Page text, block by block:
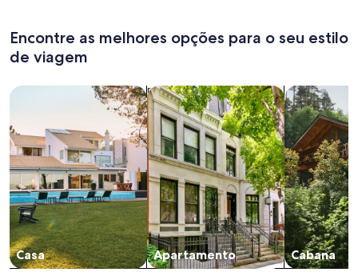
Encontre as melhores opções para o seu estilo
de viagem
Casa
Busque casas
Apartamento
Busque apartamentos
Cabana
buscar